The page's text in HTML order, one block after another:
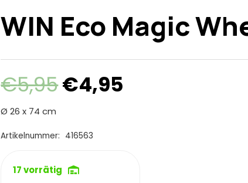
WIN Eco Magic
€5,95Ursprünglicher
Preis
€5,95
€4,95
Ø 26 x 74 cm
Artikelnummer: 416563
17 vorrätig